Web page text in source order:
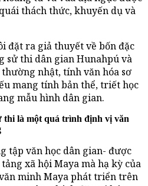
thách thức, khuyến dụ và
đặt ra giả thuyết về bốn đặc
sử thi dân gian Hunahpú và
nhật, tính văn hóa sơ
mang tính bản thể, triết học
mẫu hình dân gian.
thi là một quá trình định vị văn
tập văn học dân gian- được
xã hội Maya mà hạ kỳ của
minh Maya phát triển trên